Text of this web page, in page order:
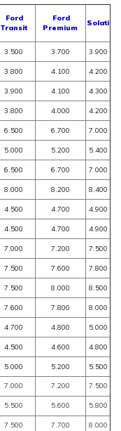
Ford
Transit
Ford
Premium
Solati
3.500 3.700 3.900
3.800 4.100 4.200
3.900 4.100 4.300
3.800 4.000 4.200
6.500 6.700 7.000
5.000 5.200 5.400
6.500 6.700 7.000
8.000 8.200 8.400
4.500 4.700 4.900
4.500 4.700 4.900
7.000 7.200 7.500
7.500 7.600 7.800
7.500 8.000 8.500
7.600 7.800 8.000
4.700 4.800 5.000
4.500 4.600 4.800
5.000 5.200 5.500
7.000 7.200 7.500
5.500 5.600 5.800
7.500 7.700 8.000